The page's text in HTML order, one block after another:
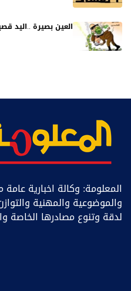
العين بصيرة ..اليد
المعلومة: وكالة اخبارية عامة
والموضوعية والمهنية
لدقة وتنوع مصادرها الخاصة